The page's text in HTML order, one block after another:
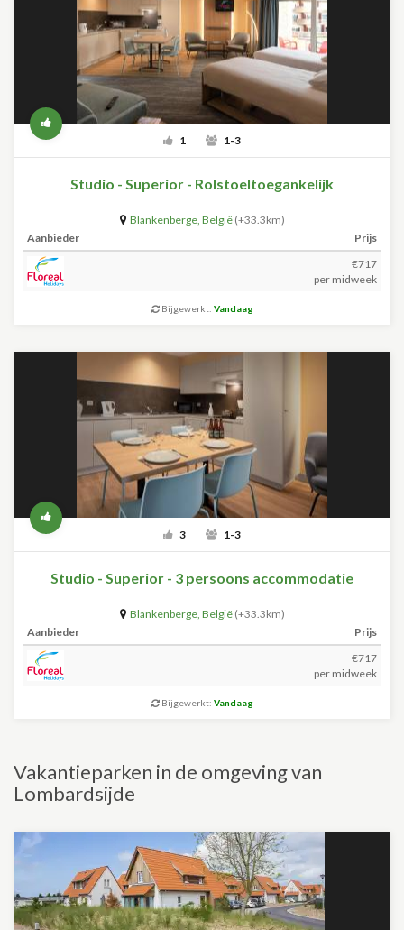
1 1-3
Studio - Superior - Rolstoeltoegankelijk
Blankenberge, België (+33.3km)
Aanbieder
Prijs
€717
per midweek
Bijgewerkt: Vandaag
3 1-3
Studio - Superior - 3 persoons accommodatie
Blankenberge, België (+33.3km)
Aanbieder
Prijs
€717
per midweek
Bijgewerkt: Vandaag
Vakantieparken in de omgeving van
Lombardsijde